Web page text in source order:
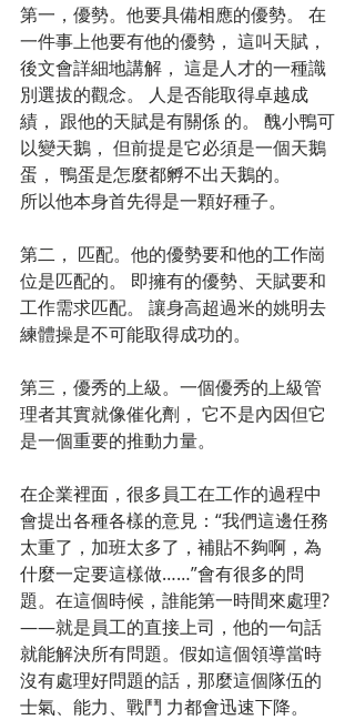
第一，優勢。他要具備相應的優勢。 在
一件事上他要有他的優勢， 這叫天賦，
後文會詳細地講解， 這是人才的一種識
別選拔的觀念。 人是否能取得卓越成
績， 跟他的天賦是有關係 的。 醜小鴨可
以變天鵝， 但前提是它必須是一個天鵝
蛋， 鴨蛋是怎麼都孵不出天鵝的。
所以他本身首先得是一顆好種子。
第二， 匹配。他的優勢要和他的工作崗
位是匹配的。 即擁有的優勢、天賦要和
工作需求匹配。 讓身高超過米的姚明去
練體操是不可能取得成功的。
第三，優秀的上級。一個優秀的上級管
理者其實就像催化劑， 它不是內因但它
是一個重要的推動力量。
在企業裡面，很多員工在工作的過程中
會提出各種各樣的意見：“我們這邊任務
太重了，加班太多了，補貼不夠啊，為
什麼一定要這樣做……”會有很多的問
題。在這個時候，誰能第一時間來處理?
——就是員工的直接上司，他的一句話
就能解決所有問題。假如這個領導當時
沒有處理好問題的話，那麼這個隊伍的
士氣、能力、戰鬥 力都會迅速下降。